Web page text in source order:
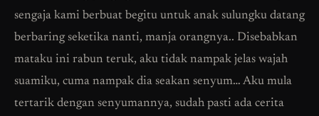
sengaja kami berbuat begitu untuk anak sulungku datang
berbaring seketika nanti, manja orangnya.. Disebabkan
mataku ini rabun teruk, aku tidak nampak jelas wajah
suamiku, cuma nampak dia seakan senyum… Aku mula
tertarik dengan senyumannya, sudah pasti ada cerita